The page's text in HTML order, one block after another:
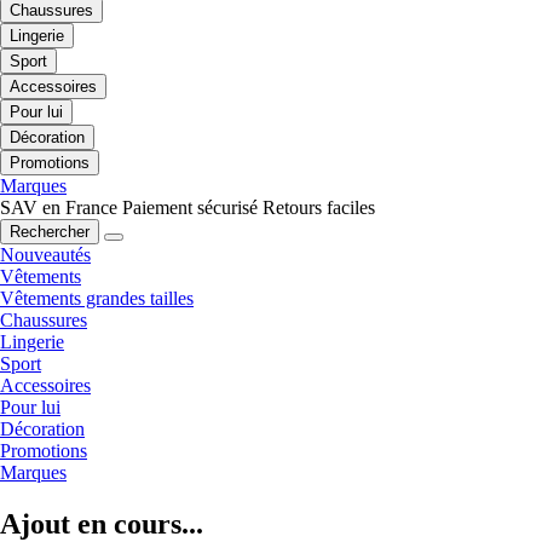
Chaussures
Lingerie
Sport
Accessoires
Pour lui
Décoration
Promotions
Marques
SAV en France Paiement sécurisé Retours faciles
Rechercher
Nouveautés
Vêtements
Vêtements grandes tailles
Chaussures
Lingerie
Sport
Accessoires
Pour lui
Décoration
Promotions
Marques
Ajout en cours...